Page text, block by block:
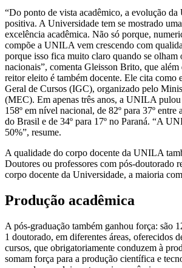
“Do ponto de vista acadêmico, a evolução
positiva. A Universidade tem se mostrado
excelência acadêmica. Não só porque,
compõe a UNILA vem crescendo com
porque isso fica muito claro quando se olham
nacionais”, comenta Gleisson Brito, que
reitor eleito é também docente. Ele cita como
Geral de Cursos (IGC), organizado pelo
(MEC). Em apenas três anos, a UNILA pulou
158º em nível nacional, de 82º para 37º entre
do Brasil e de 34º para 17º no Paraná. “A
50%”, resume.
A qualidade do corpo docente da UNILA
Doutores ou professores com pós-doutorado
corpo docente da Universidade, a maioria
Produção acadêmica
A pós-graduação também ganhou força: são
1 doutorado, em diferentes áreas, oferecidos
cursos, que obrigatoriamente conduzem à
somam força para a produção científica e